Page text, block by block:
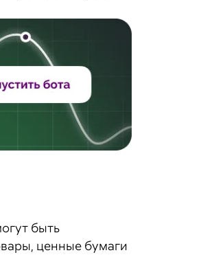
быть
ценные бумаги